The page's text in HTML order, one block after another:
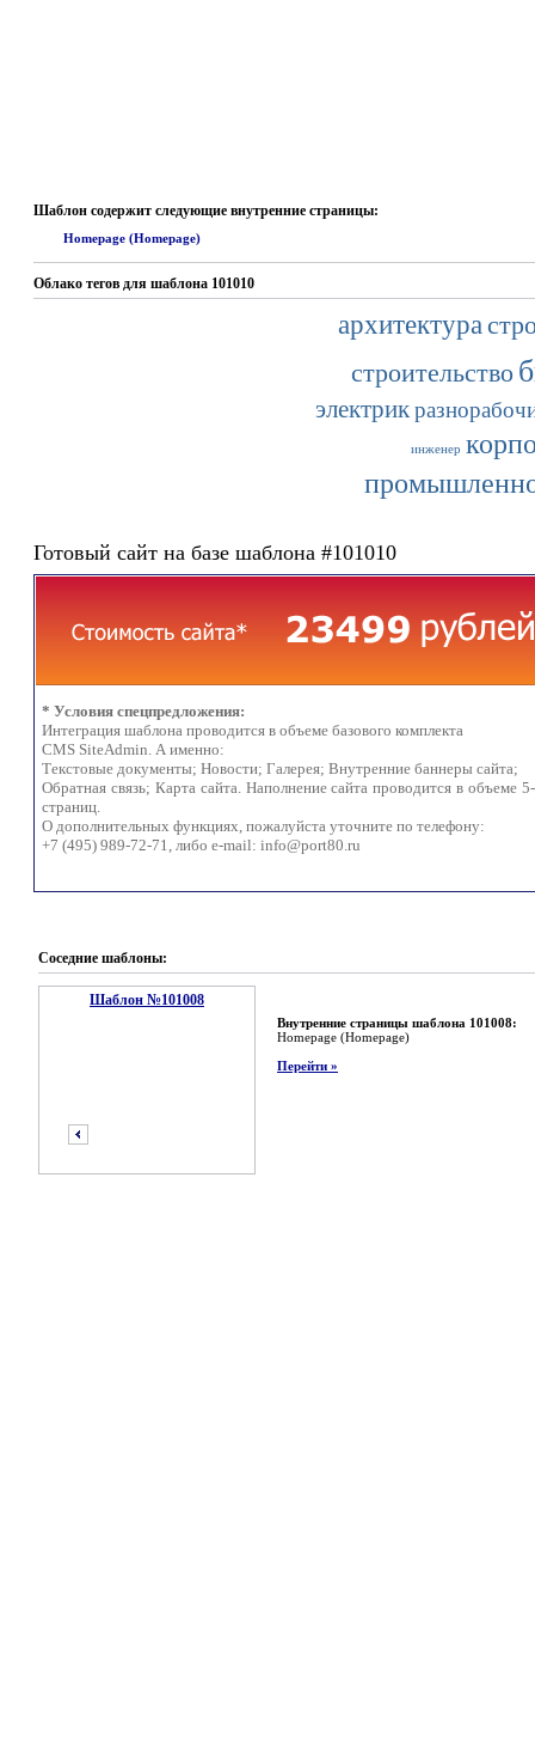
Шаблон содержит следующие внутренние страницы:
Homepage (Homepage)
Облако тегов для шаблона 101010
архитектура
строительство
электрик
инженер
Готовый сайт на базе шаблона #101010
* Условия спецпредложения:
Интеграция шаблона проводится в объеме базового комплекта
CMS SiteAdmin. А именно:
Текстовые документы; Новости; Галерея; Внутренние баннеры сайта;
Обратная связь; Карта сайта. Наполнение сайта проводится в объеме
страниц.
О дополнительных функциях, пожалуйста уточните по телефону:
+7 (495) 989-72-71, либо e-mail: info@port80.ru
Соседние шаблоны:
Шаблон №101008
Внутренние страницы шаблона 101008:
Homepage (Homepage)
Перейти »